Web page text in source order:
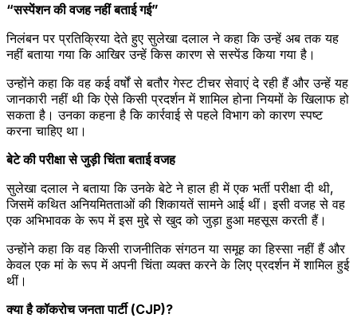
“सस्पेंशन की वजह नहीं बताई गई”
निलंबन पर प्रतिक्रिया देते हुए सुलेखा दलाल ने कहा कि उन्हें अब तक यह
नहीं बताया गया कि आखिर उन्हें किस कारण से सस्पेंड किया गया है।
उन्होंने कहा कि वह कई वर्षों से बतौर गेस्ट टीचर सेवाएं दे रही हैं और उन्हें यह
जानकारी नहीं थी कि ऐसे किसी प्रदर्शन में शामिल होना नियमों के खिलाफ हो
सकता है। उनका कहना है कि कार्रवाई से पहले विभाग को कारण स्पष्ट
करना चाहिए था।
बेटे की परीक्षा से जुड़ी चिंता बताई वजह
सुलेखा दलाल ने बताया कि उनके बेटे ने हाल ही में एक भर्ती परीक्षा दी थी,
जिसमें कथित अनियमितताओं की शिकायतें सामने आई थीं। इसी वजह से वह
एक अभिभावक के रूप में इस मुद्दे से खुद को जुड़ा हुआ महसूस करती हैं।
उन्होंने कहा कि वह किसी राजनीतिक संगठन या समूह का हिस्सा नहीं हैं और
केवल एक मां के रूप में अपनी चिंता व्यक्त करने के लिए प्रदर्शन में शामिल हुई
थीं।
क्या है कॉकरोच जनता पार्टी (CJP)?